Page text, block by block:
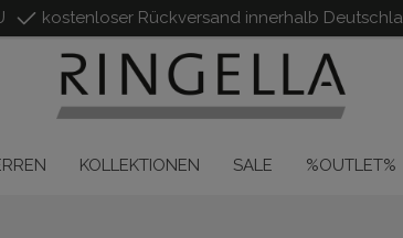
kostenloser Rückversand innerhalb
KOLLEKTIONEN SALE %OUTLET%